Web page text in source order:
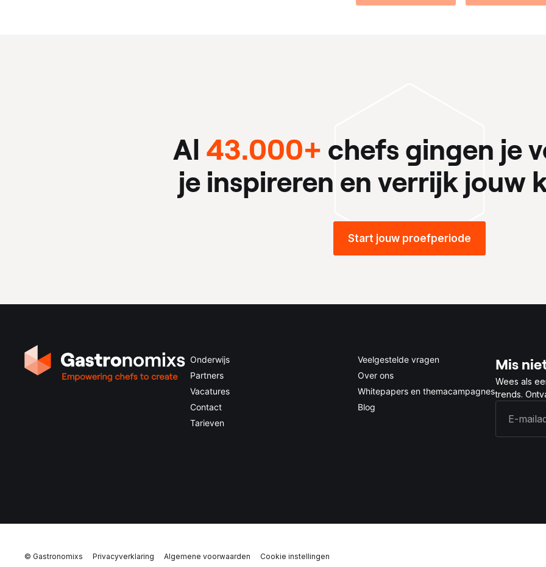
Al 43.000+ chefs gingen je
je inspireren en verrijk jouw
Start jouw proefperiode
Onderwijs
Partners
Vacatures
Contact
Tarieven
Veelgestelde vragen
Over ons
Whitepapers en themacampagnes
Blog
Mis
Wees als
trends.
© Gastronomixs Privacyverklaring Algemene voorwaarden Cookie instellingen